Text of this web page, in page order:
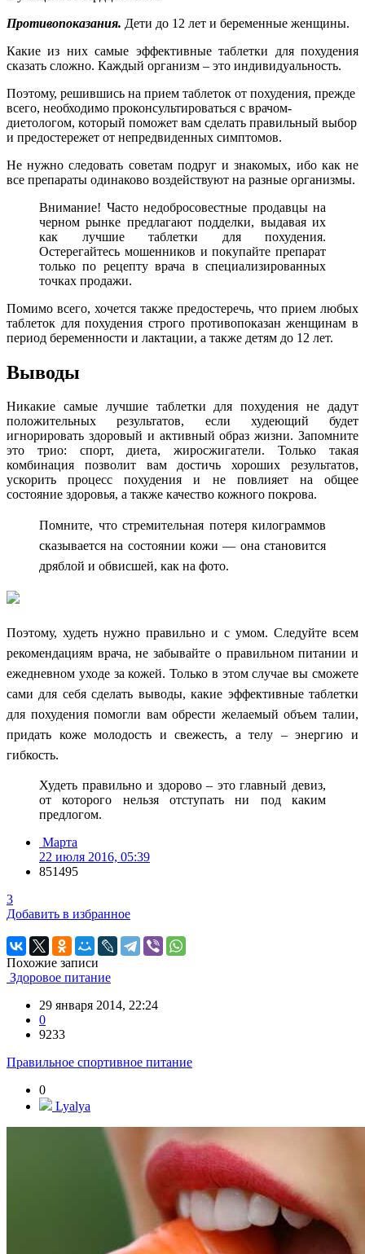
Противопоказания. Дети до 12 лет и беременные женщины.
Какие из них самые эффективные таблетки для похудения
сказать сложно. Каждый организм – это индивидуальность.
Поэтому, решившись на прием таблеток от похудения, прежде
всего, необходимо проконсультироваться с врачом-
диетологом, который поможет вам сделать правильный выбор
и предостережет от непредвиденных симптомов.
Не нужно следовать советам подруг и знакомых, ибо как не
все препараты одинаково воздействуют на разные организмы.
Внимание! Часто недобросовестные продавцы на
черном рынке предлагают подделки, выдавая их
как лучшие таблетки для похудения.
Остерегайтесь мошенников и покупайте препарат
только по рецепту врача в специализированных
точках продажи.
Помимо всего, хочется также предостеречь, что прием любых
таблеток для похудения строго противопоказан женщинам в
период беременности и лактации, а также детям до 12 лет.
Выводы
Никакие самые лучшие таблетки для похудения не дадут
положительных результатов, если худеющий будет
игнорировать здоровый и активный образ жизни. Запомните
это трио: спорт, диета, жиросжигатели. Только такая
комбинация позволит вам достичь хороших результатов,
ускорить процесс похудения и не повлияет на общее
состояние здоровья, а также качество кожного покрова.
Помните, что стремительная потеря килограммов
сказывается на состоянии кожи — она становится
дряблой и обвисшей, как на фото.
Поэтому, худеть нужно правильно и с умом. Следуйте всем
рекомендациям врача, не забывайте о правильном питании и
ежедневном уходе за кожей. Только в этом случае вы сможете
сами для себя сделать выводы, какие эффективные таблетки
для похудения помогли вам обрести желаемый объем талии,
придать коже молодость и свежесть, а телу – энергию и
гибкость.
Худеть правильно и здорово – это главный девиз,
от которого нельзя отступать ни под каким
предлогом.
Марта
22 июля 2016, 05:39
851495
3
Добавить в избранное
Похожие записи
Здоровое питание
29 января 2014, 22:24
0
9233
Правильное спортивное питание
0
Lyalya